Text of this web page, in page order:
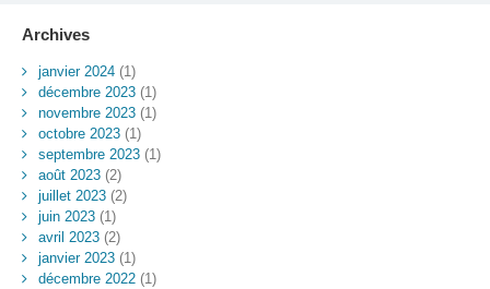
Archives
janvier 2024(1)
décembre 2023(1)
novembre 2023(1)
octobre 2023(1)
septembre 2023(1)
août 2023(2)
juillet 2023(2)
juin 2023(1)
avril 2023(2)
janvier 2023(1)
décembre 2022(1)